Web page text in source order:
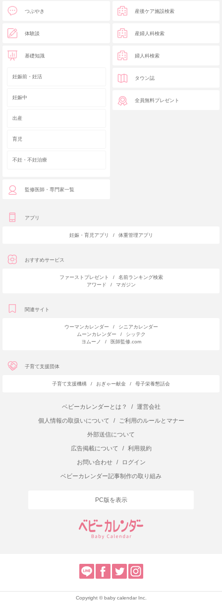
つぶやき
体験談
基礎知識
妊娠前・妊活
妊娠中
出産
育児
不妊・不妊治療
監修医師・専門家一覧
産後ケア施設検索
産婦人科検索
婦人科検索
タウン誌
全員無料プレゼント
アプリ
妊娠・育児アプリ / 体重管理アプリ
おすすめサービス
ファーストプレゼント /
名前ランキング検索
アワード
/ マガジン
関連サイト
ウーマンカレンダー /
シニアカレンダー
ムーンカレンダー
/
シッテク
ヨムーノ
/ 医師監修.com
子育て支援団体
子育て支援機構 / おぎゃー献金 / 母子栄養懇話会
ベビーカレンダーとは？ /
運営会社
個人情報の取扱いについて
/
ご利用のルールとマナー
外部送信について
広告掲載について
/
利用規約
お問い合わせ
/
ログイン
ベビーカレンダー記事制作の取り組み
PC版を表示
Copyright © baby calendar Inc.